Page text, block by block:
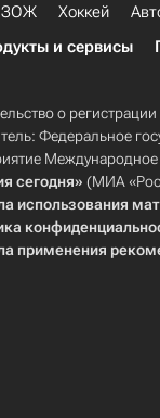
ЗОЖ Хоккей
и сервисы
о
Федеральное
сегодня» (МИА
использования
применения